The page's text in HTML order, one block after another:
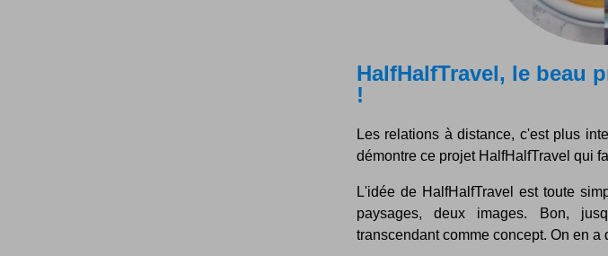
HalfHalfTravel, le beau
!
Les relations à distance, c'est plus
démontre ce projet HalfHalfTravel qui
L'idée de HalfHalfTravel est toute
paysages, deux images. Bon,
transcendant comme concept. On en a